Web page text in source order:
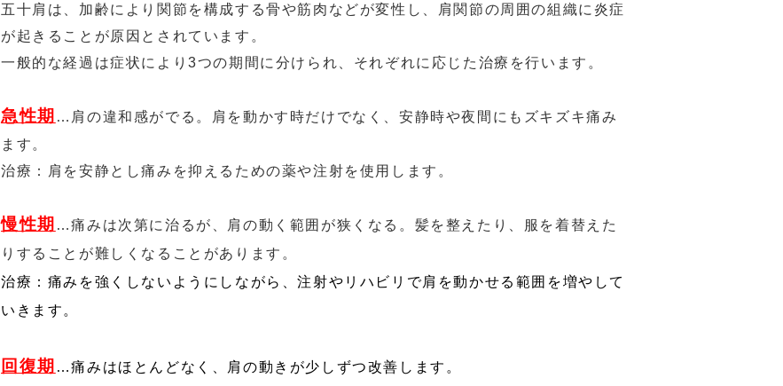
五十肩は、加齢により関節を構成する骨や筋肉などが変性し、肩関節の周囲の組織に炎症
が起きることが原因とされています。
一般的な経過は症状により3つの期間に分けられ、それぞれに応じた治療を行います。
急性期 …肩の違和感がでる。肩を動かす時だけでなく、安静時や夜間にもズキズキ痛み
ます。
治療：肩を安静とし痛みを抑えるための薬や注射を使用します。
慢性期 …痛みは次第に治るが、肩の動く範囲が狭くなる。髪を整えたり、服を着替えた
りすることが難しくなることがあります。
治療：痛みを強くしないようにしながら、注射やリハビリで肩を動かせる範囲を増やして
いきます。
回復期 …痛みはほとんどなく、肩の動きが少しずつ改善します。